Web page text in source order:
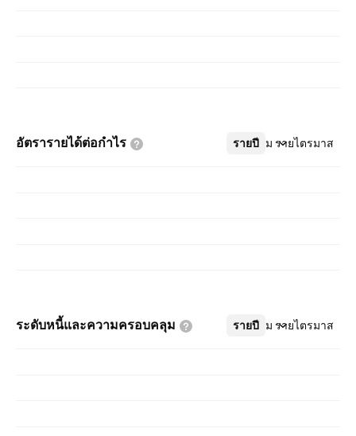
และเอ็ดเวิร์ด มี้ด จอห์นสัน ซีเนียร์ ในปี พ.ศ. 2429
อัตรารายได้ต่อกำไร รายปี รายไตรมาส
เพิ่มเติม
ระดับหนี้และความครอบคลุม รายปี รายไตรมาส
เพิ่มเติม